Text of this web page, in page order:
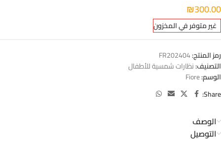
₪300.00
غير متوفر في المخزون
رمز المنتج:FR202404
التصنيف:نظارات شمسية للأطفال
الوسم:Fiore
Share:
الوصف
التوصيل